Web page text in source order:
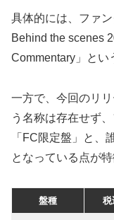
具体的には、ファ
Behind the scenes
Commentary」とい
一方で、今回のリ
う名称は存在せず
「FC限定盤」と、
となっている点が特
盤種 税